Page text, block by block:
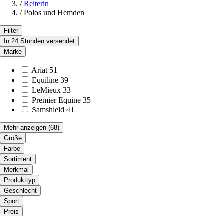
/ Reiterin
/ Polos und Hemden
Filter
In 24 Stunden versendet
Marke
Ariat 51
Equiline 39
LeMieux 33
Premier Equine 35
Samshield 41
Mehr anzeigen (68)
Größe
Farbe
Sortiment
Merkmal
Produkttyp
Geschlecht
Sport
Preis